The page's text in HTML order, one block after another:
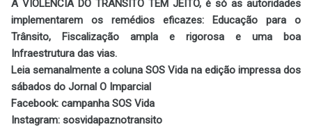
A VIOLÊNCIA DO TRÂNSITO TEM JEITO, é só as autoridades
implementarem os remédios eficazes: Educação para o
Trânsito, Fiscalização ampla e rigorosa e uma boa
Infraestrutura das vias.
Leia semanalmente a coluna SOS Vida na edição impressa dos
sábados do Jornal O Imparcial
Facebook: campanha SOS Vida
Instagram: sosvidapaznotransito